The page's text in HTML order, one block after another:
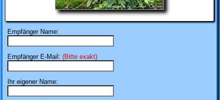
Empfänger Name:
Empfänger E-Mail: (Bitte exakt)
Ihr eigener Name: